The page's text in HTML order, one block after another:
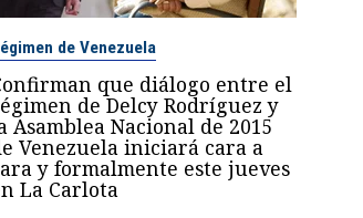
de Venezuela
que diálogo entre el
de Delcy Rodríguez y
Asamblea Nacional de 2015
Venezuela iniciará cara a
y formalmente este jueves
La Carlota